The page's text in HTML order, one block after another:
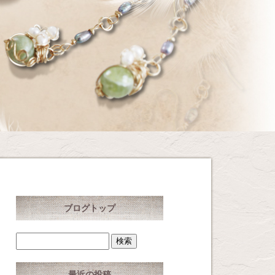
ブログトップ